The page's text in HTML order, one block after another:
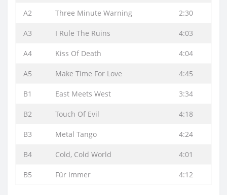
A2 Three Minute Warning 2:30
A3 I Rule The Ruins 4:03
A4 Kiss Of Death 4:04
A5 Make Time For Love 4:45
B1 East Meets West 3:34
B2 Touch Of Evil 4:18
B3 Metal Tango 4:24
B4 Cold, Cold World 4:01
B5 Für Immer 4:12